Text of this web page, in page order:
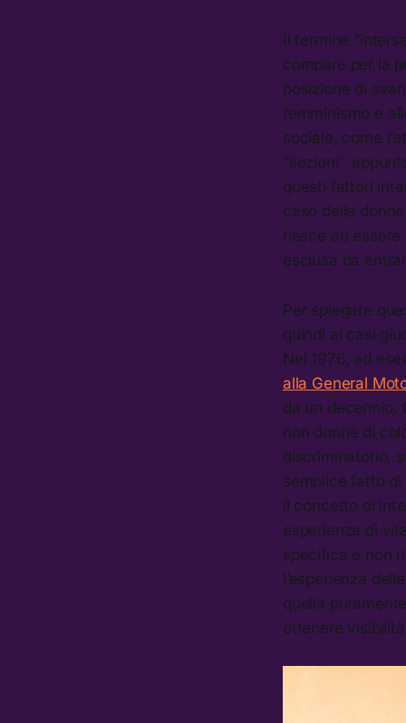
Il termine
compare per la
posizione di
femminismo e
sociale, come
“sezioni”,
questi fattori
caso delle
riesce ad
esclusa da
Per spiegare
quindi ai casi
Nel 1976, ad
alla General
da un decennio.
non donne di
discriminatorio,
semplice fatto di
il concetto di
esperienza di
specifica e non
l’esperienza
quella
ottenere